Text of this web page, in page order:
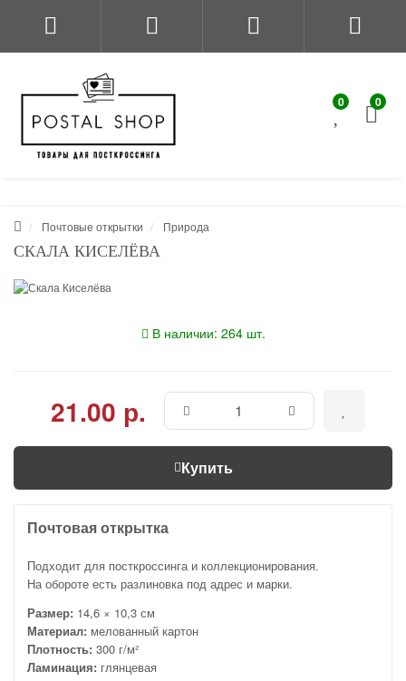
0 0
Почтовые открытки Природа
СКАЛА КИСЕЛЁВА
В наличии: 264 шт.
21.00 р.
Купить
Почтовая открытка
Подходит для посткроссинга и коллекционирования.
На обороте есть разлиновка под адрес и марки.
Размер: 14,6 × 10,3 см
Материал: мелованный картон
Плотность: 300 г/м²
Ламинация: глянцевая